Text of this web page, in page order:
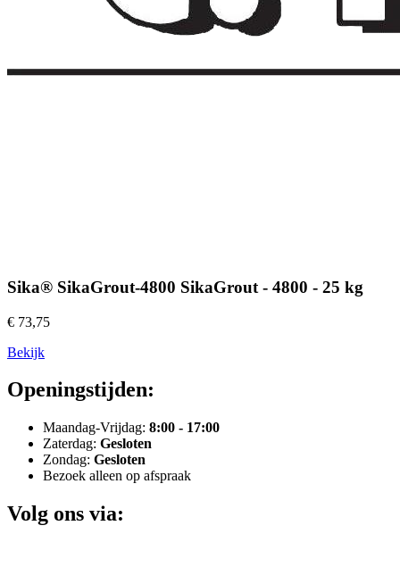
Sika® SikaGrout-4800 SikaGrout - 4800 - 25 kg
€ 73,75
Bekijk
Openingstijden:
Maandag-Vrijdag: 8:00 - 17:00
Zaterdag: Gesloten
Zondag: Gesloten
Bezoek alleen op afspraak
Volg ons via: